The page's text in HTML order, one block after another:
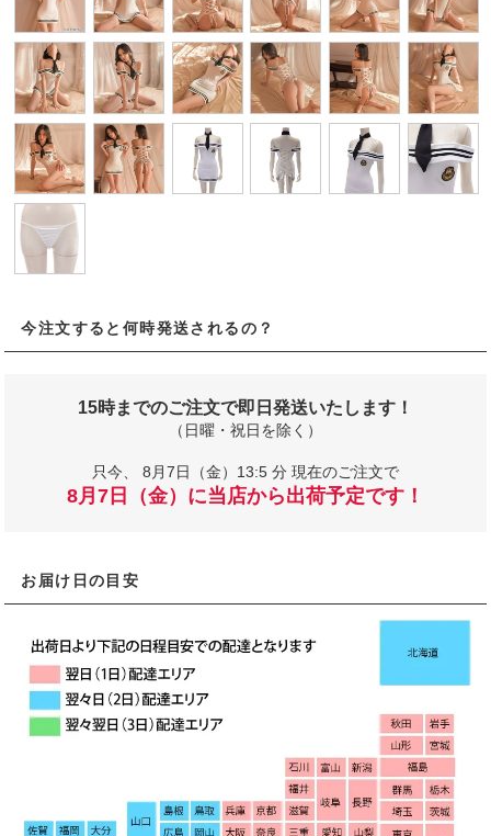
今注文すると何時発送されるの？
15時までのご注文で即日発送いたします！
（日曜・祝日を除く）
只今、 8月7日（金）13:5 分 現在のご注文で
8月7日（金）に当店から出荷予定です！
お届け日の目安